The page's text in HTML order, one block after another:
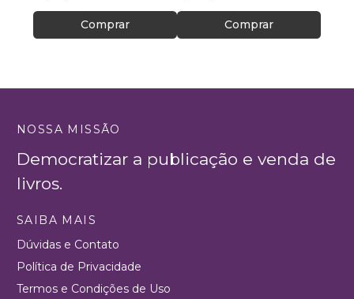
Comprar Comprar
NOSSA MISSÃO
Democratizar a publicação e venda de
livros.
SAIBA MAIS
Dúvidas e Contato
Política de Privacidade
Termos e Condições de Uso